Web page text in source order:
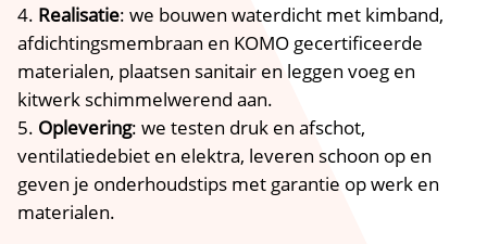
Realisatie: we bouwen waterdicht met kimband,
afdichtingsmembraan en KOMO gecertificeerde
materialen, plaatsen sanitair en leggen voeg en
kitwerk schimmelwerend aan.​
Oplevering: we testen druk en afschot,
ventilatiedebiet en elektra, leveren schoon op en
geven je onderhoudstips met garantie op werk en
materialen.​